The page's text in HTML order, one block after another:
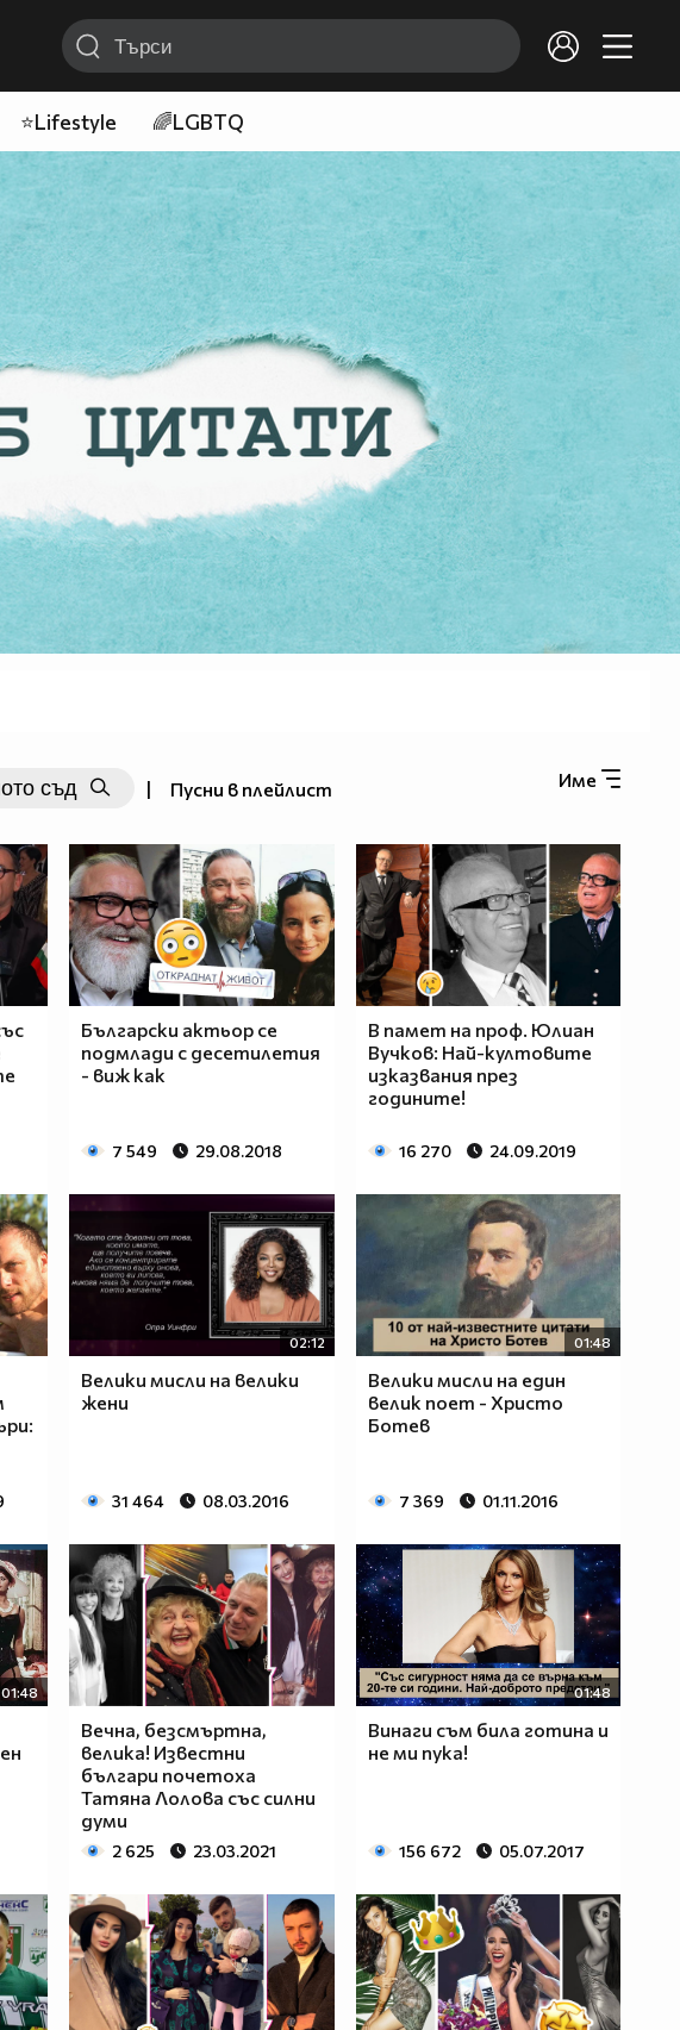
⭐Lifestyle 🌈LGBTQ
Име
| Пусни в плейлист
Български актьор се
подмлади с десетилетия
- виж как
7 549 29.08.2018
В памет на проф. Юлиан
Вучков: Най-култовите
изказвания през
годините!
16 270 24.09.2019
02:12
Велики мисли на велики
жени
31 464 08.03.2016
01:48
Велики мисли на един
велик поет - Христо
Ботев
7 369 01.11.2016
01:48
Вечна, безсмъртна,
велика! Известни
българи почетоха
Татяна Лолова със силни
думи
2 625 23.03.2021
01:48
Винаги съм била готина и
не ми пука!
156 672 05.07.2017